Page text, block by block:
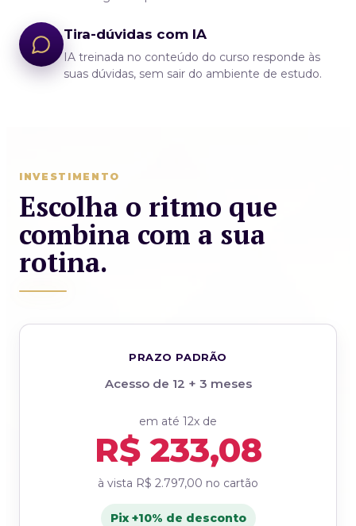
Tira-dúvidas com IA
IA treinada no conteúdo do curso responde às
suas dúvidas, sem sair do ambiente de estudo.
INVESTIMENTO
Escolha o ritmo que
combina com a sua
rotina.
PRAZO PADRÃO
Acesso de 12 + 3 meses
em até 12x de
R$ 233,08
à vista R$ 2.797,00 no cartão
Pix +10% de desconto